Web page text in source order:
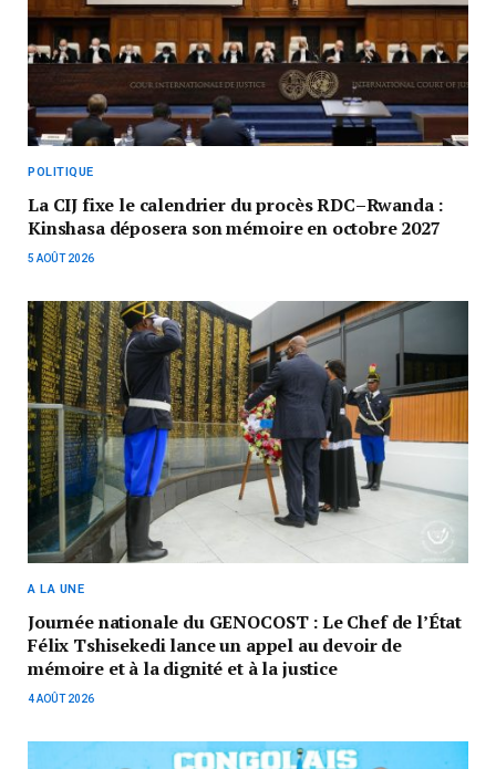
POLITIQUE
La CIJ fixe le calendrier du procès RDC–Rwanda :
Kinshasa déposera son mémoire en octobre 2027
5 AOÛT 2026
A LA UNE
Journée nationale du GENOCOST : Le Chef de l’État
Félix Tshisekedi lance un appel au devoir de
mémoire et à la dignité et à la justice
4 AOÛT 2026